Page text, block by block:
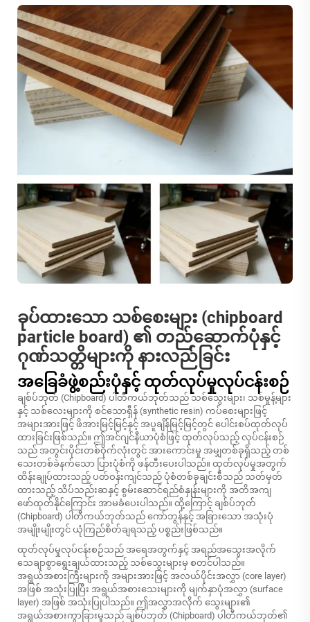
ခုပ်ထားသော သစ်စေးများ (chipboard
particle board) ၏ တည်ဆောက်ပုံနှင့်
ဂုဏ်သတ္တိများကို နားလည်ခြင်း
အခြေခံဖွဲ့စည်းပုံနှင့် ထုတ်လုပ်မှုလုပ်ငန်းစဉ်
ချစ်ပ်ဘုတ် (Chipboard) ပါတီကယ်ဘုတ်သည် သစ်သွေးများ၊ သစ်မှုန့်များ
နှင့် သစ်လေးများကို စင်သောရှီန် (synthetic resin) ကပ်စေးများဖြင့်
အများအားဖြင့် ဖိအားမြင့်မြင့်နှင့် အပူချိန်မြင့်မြင့်တွင် ပေါင်းစပ်ထုတ်လုပ်
ထားခြင်းဖြစ်သည်။ ဤအင်ဂျင်နီယာပုံစံဖြင့် ထုတ်လုပ်သည့် လုပ်ငန်းစဉ်
သည် အတွင်းပိုင်းတစ်ဝိုက်လုံးတွင် အားကောင်းမှု အမျှတစ်ခုရှိသည့် တစ်
သေးတစ်ခဲနက်သော ပြားပုံစံကို ဖန်တီးပေးပါသည်။ ထုတ်လုပ်မှုအတွက်
ထိန်းချုပ်ထားသည့် ပတ်ဝန်းကျင်သည် ပုံစံတစ်ခုချင်းစီသည် သတ်မှတ်
ထားသည့် သိပ်သည်းဆနှင့် စွမ်းဆောင်ရည်စံနှုန်းများကို အတိအကျ
ဖော်ထုတ်နိုင်ကြောင်း အာမခံပေးပါသည်။ ထို့ကြောင့် ချစ်ပ်ဘုတ်
(Chipboard) ပါတီကယ်ဘုတ်သည် ကော်ဘွန်နှင့် အခြားသော အသုံးပုံ
အမျိုးမျိုးတွင် ယုံကြည်စိတ်ချရသည့် ပစ္စည်းဖြစ်သည်။
ထုတ်လုပ်မှုလုပ်ငန်းစဉ်သည် အရေအတွက်နှင့် အရည်အသွေးအလိုက်
သေချာစွာရွေးချယ်ထားသည့် သစ်သွေးများမှ စတင်ပါသည်။
အရွယ်အစားကြီးများကို အများအားဖြင့် အလယ်ပိုင်းအလွှာ (core layer)
အဖြစ် အသုံးပြုပြီး အရွယ်အစားသေးများကို မျက်နှာပုံအလွှာ (surface
layer) အဖြစ် အသုံးပြုပါသည်။ ဤအလွှာအလိုက် သွေးများ၏
အရွယ်အစားကွာခြားမှုသည် ချစ်ပ်ဘုတ် (Chipboard) ပါတီကယ်ဘုတ်၏